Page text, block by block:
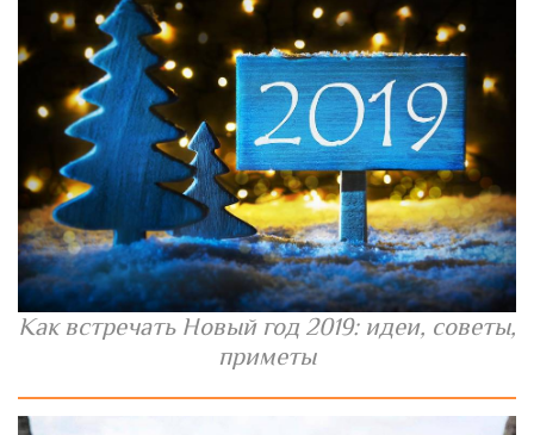
Как встречать Новый год 2019: идеи, советы,
приметы